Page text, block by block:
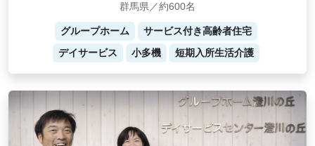
群馬県／約600名
グループホーム
サービス付き高齢者住宅
デイサービス
小多機 短期入所生活介護